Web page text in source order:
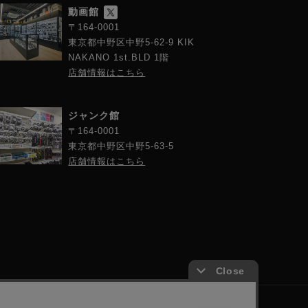
動画館
〒164-0001
東京都中野区中野5-62-9 KIK
NAKANO 1st.BLD 1階
店舗情報はこちら
ジャンク館
〒164-0001
東京都中野区中野5-63-5
店舗情報はこちら